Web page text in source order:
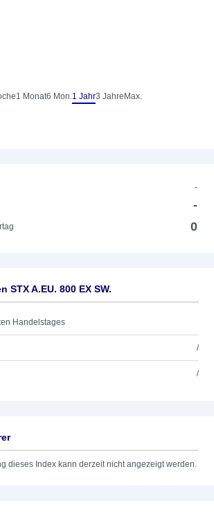
1 Monat6 Mon.1 Jahr3 Jahre Max.
-
-
0
STX A.EU. 800 EX SW.
Handelstages
/
/
dieses Index kann derzeit nicht angezeigt werden.